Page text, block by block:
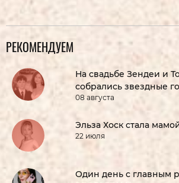
РЕКОМЕНДУЕМ
На свадьбе Зендеи и
собрались звездные
08 августа
Эльза Хоск стала
22 июля
Один день с главным